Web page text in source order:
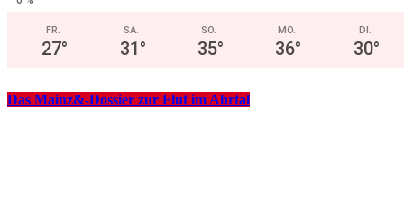
FR.
27°
SA.
31°
SO.
35°
MO.
36°
DI.
30°
Das Mainz&-Dossier zur Flut im Ahrtal